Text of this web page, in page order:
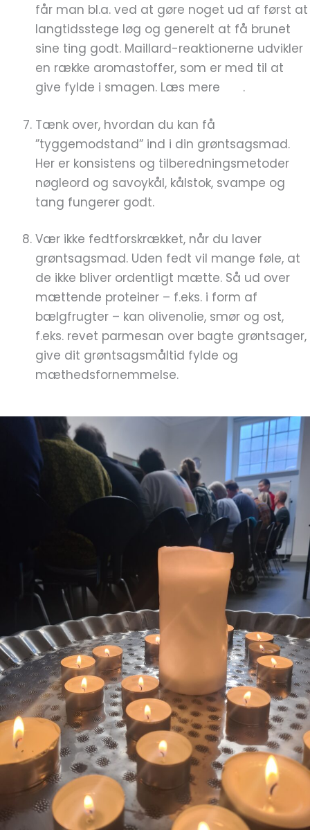
får man bl.a. ved at gøre noget ud af først at
langtidsstege løg og generelt at få brunet
sine ting godt. Maillard-reaktionerne udvikler
en række aromastoffer, som er med til at
give fylde i smagen. Læs mere
.
Tænk over, hvordan du kan få
”tyggemodstand” ind i din grøntsagsmad.
Her er konsistens og tilberedningsmetoder
nøgleord og savoykål, kålstok, svampe og
tang fungerer godt.
Vær ikke fedtforskrækket, når du laver
grøntsagsmad. Uden fedt vil mange føle, at
de ikke bliver ordentligt mætte. Så ud over
mættende proteiner – f.eks. i form af
bælgfrugter – kan olivenolie, smør og ost,
f.eks. revet parmesan over bagte grøntsager,
give dit grøntsagsmåltid fylde og
mæthedsfornemmelse.